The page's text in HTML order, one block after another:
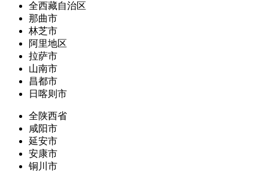
全西藏自治区
那曲市
林芝市
阿里地区
拉萨市
山南市
昌都市
日喀则市
全陕西省
咸阳市
延安市
安康市
铜川市